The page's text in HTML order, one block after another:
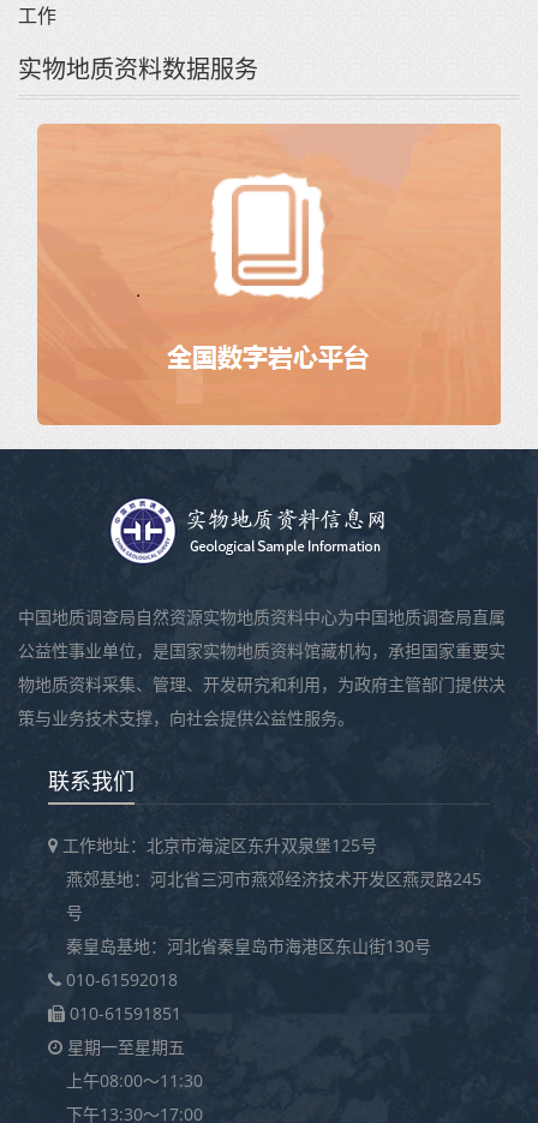
工作
实物地质资料数据服务
中国地质调查局自然资源实物地质资料中心为中国地质调查局直属
公益性事业单位，是国家实物地质资料馆藏机构，承担国家重要实
物地质资料采集、管理、开发研究和利用，为政府主管部门提供决
策与业务技术支撑，向社会提供公益性服务。
联系我们
工作地址：北京市海淀区东升双泉堡125号
燕郊基地：河北省三河市燕郊经济技术开发区燕灵路245
号
秦皇岛基地：河北省秦皇岛市海港区东山街130号
010-61592018
010-61591851
星期一至星期五
上午08:00～11:30
下午13:30～17:00